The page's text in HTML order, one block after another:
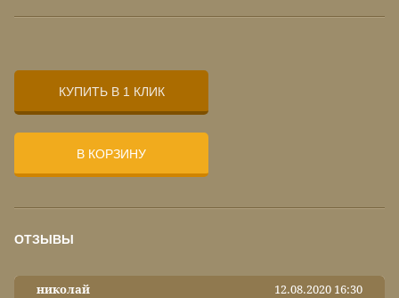
КУПИТЬ В 1 КЛИК
В КОРЗИНУ
ОТЗЫВЫ
николай 12.08.2020 16:30